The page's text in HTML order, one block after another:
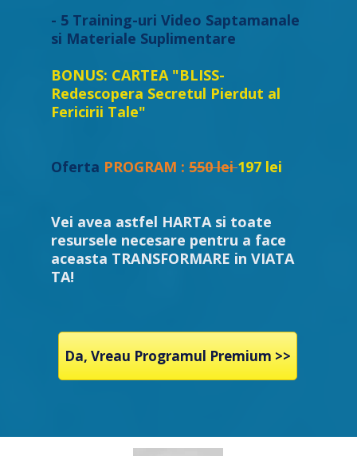
- 5 Training-uri Video Saptamanale
si Materiale Suplimentare
BONUS: CARTEA "BLISS-
Redescopera Secretul Pierdut al
Fericirii Tale"
Oferta PROGRAM : 550 lei197 lei
Vei avea astfel HARTA si toate
resursele necesare pentru a face
aceasta TRANSFORMARE in VIATA
TA!
Da, Vreau Programul Premium >>